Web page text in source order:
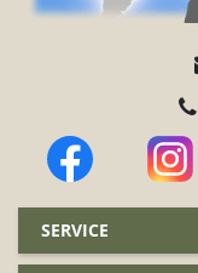
SERVICE